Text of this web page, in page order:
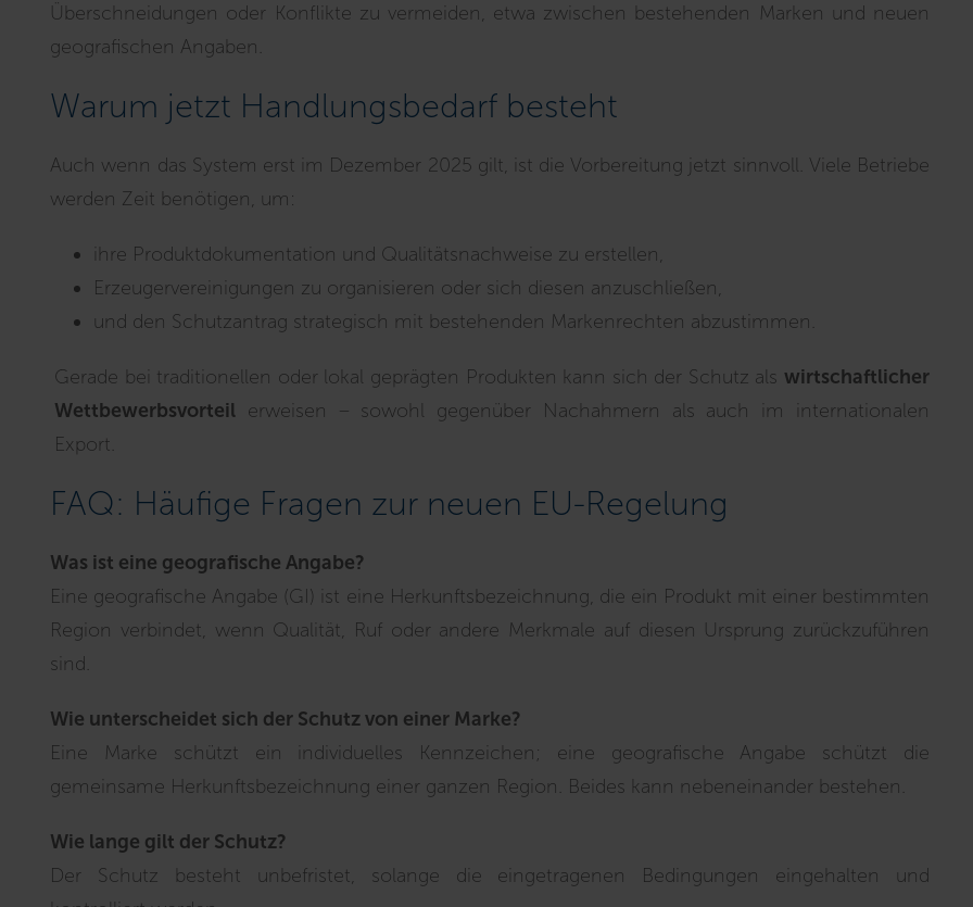
Überschneidungen oder Konflikte zu vermeiden, etwa zwischen bestehenden Marken und neuen
geografischen Angaben.
Warum jetzt Handlungsbedarf besteht
Auch wenn das System erst im Dezember 2025 gilt, ist die Vorbereitung jetzt sinnvoll. Viele Betriebe
werden Zeit benötigen, um:
ihre Produktdokumentation und Qualitätsnachweise zu erstellen,
Erzeugervereinigungen zu organisieren oder sich diesen anzuschließen,
und den Schutzantrag strategisch mit bestehenden Markenrechten abzustimmen.
Gerade bei traditionellen oder lokal geprägten Produkten kann sich der Schutz als wirtschaftlicher
Wettbewerbsvorteil erweisen – sowohl gegenüber Nachahmern als auch im internationalen
Export.
FAQ: Häufige Fragen zur neuen EU-Regelung
Was ist eine geografische Angabe?
Eine geografische Angabe (GI) ist eine Herkunftsbezeichnung, die ein Produkt mit einer bestimmten
Region verbindet, wenn Qualität, Ruf oder andere Merkmale auf diesen Ursprung zurückzuführen
sind.
Wie unterscheidet sich der Schutz von einer Marke?
Eine Marke schützt ein individuelles Kennzeichen; eine geografische Angabe schützt die
gemeinsame Herkunftsbezeichnung einer ganzen Region. Beides kann nebeneinander bestehen.
Wie lange gilt der Schutz?
Der Schutz besteht unbefristet, solange die eingetragenen Bedingungen eingehalten und